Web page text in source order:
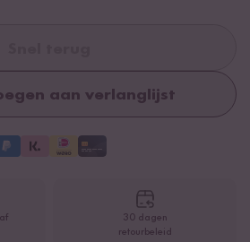
aan verlanglijst
30 dagen
retourbeleid